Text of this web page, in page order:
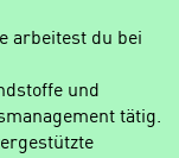
arbeitest du bei
und
tätig.